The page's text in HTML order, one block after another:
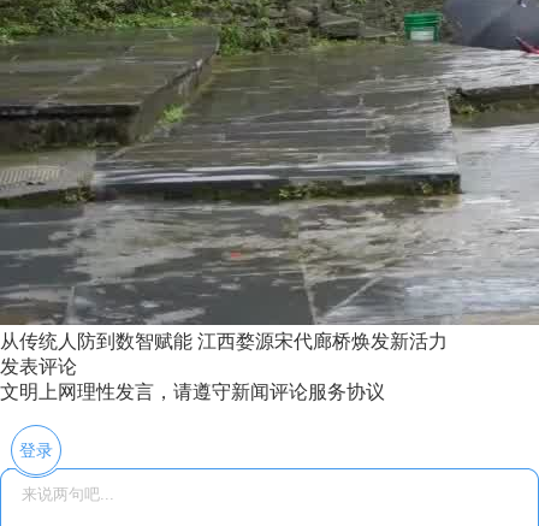
从传统人防到数智赋能 江西婺源宋代廊桥焕发新活力
发表评论
文明上网理性发言，请遵守新闻评论服务协议
登录